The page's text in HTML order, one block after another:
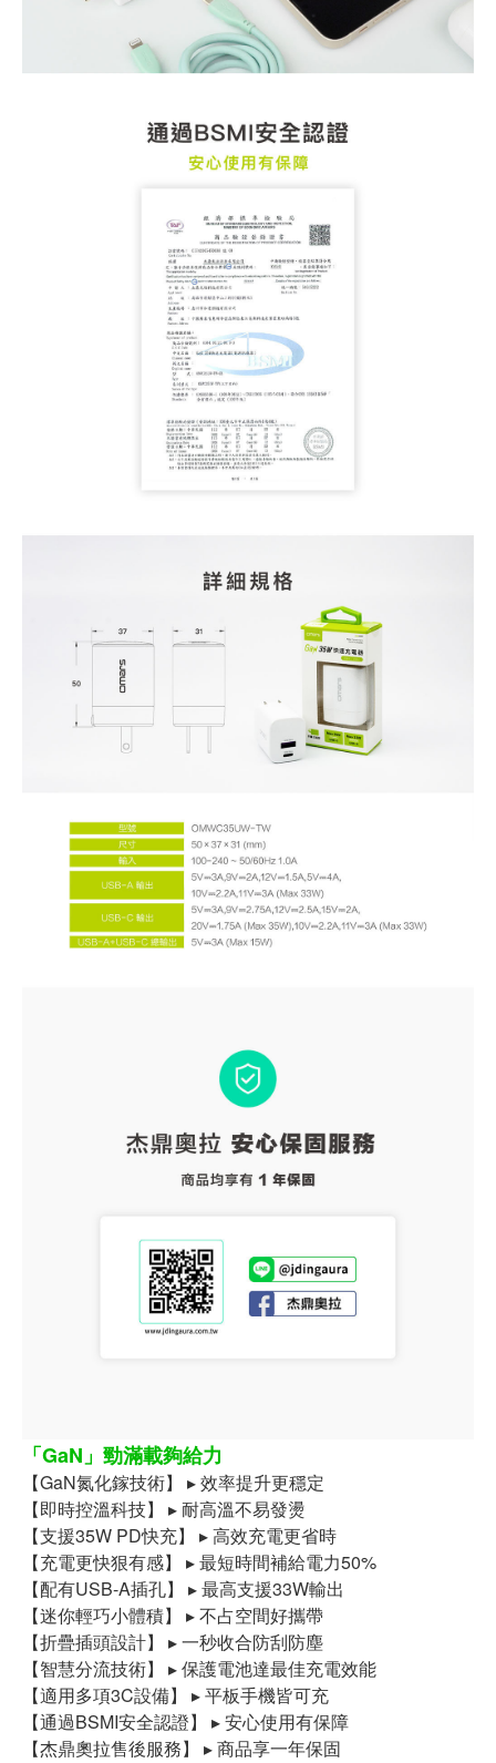
「GaN」勁滿載夠給力
【GaN氮化鎵技術】 ▸ 效率提升更穩定
【即時控溫科技】 ▸ 耐高溫不易發燙
【支援35W PD快充】 ▸ 高效充電更省時
【充電更快狠有感】 ▸ 最短時間補給電力50%
【配有USB-A插孔】 ▸ 最高支援33W輸出
【迷你輕巧小體積】 ▸ 不占空間好攜帶
【折疊插頭設計】 ▸ 一秒收合防刮防塵
【智慧分流技術】 ▸ 保護電池達最佳充電效能
【適用多項3C設備】 ▸ 平板手機皆可充
【通過BSMI安全認證】 ▸ 安心使用有保障
【杰鼎奧拉售後服務】 ▸ 商品享一年保固